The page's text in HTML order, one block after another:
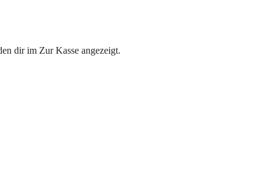
dir im Zur Kasse angezeigt.